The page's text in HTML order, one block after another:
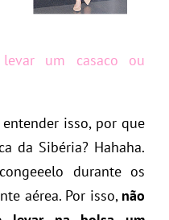
um casaco ou
isso, por que
da Sibéria? Hahaha.
durante os
aérea. Por isso, não